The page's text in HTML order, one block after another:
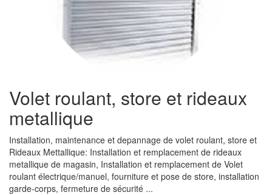
Volet roulant, store et rideaux
metallique
Installation, maintenance et depannage de volet roulant, store et
Rideaux Mettallique: Installation et remplacement de rideaux
metallique de magasin, Installation et remplacement de Volet
roulant électrique/manuel, fourniture et pose de store, installation
garde-corps, fermeture de sécurité ...